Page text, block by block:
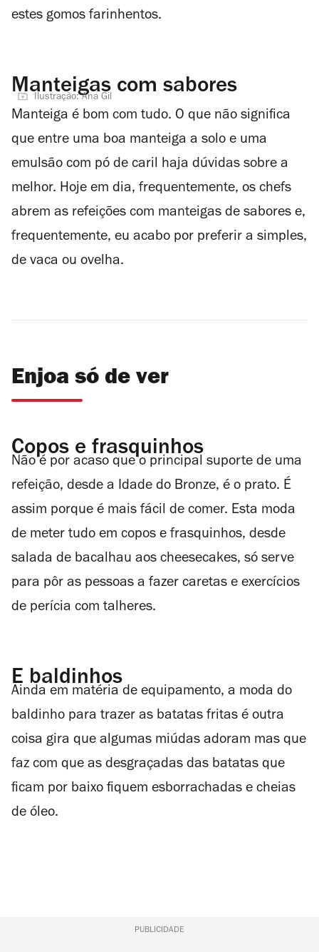
estes gomos farinhentos.
Manteigas com sabores
Ilustração: Ana Gil
Manteiga é bom com tudo. O que não significa
que entre uma boa manteiga a solo e uma
emulsão com pó de caril haja dúvidas sobre a
melhor. Hoje em dia, frequentemente, os chefs
abrem as refeições com manteigas de sabores e,
frequentemente, eu acabo por preferir a simples,
de vaca ou ovelha.
Enjoa só de ver
Copos e frasquinhos
Não é por acaso que o principal suporte de uma
refeição, desde a Idade do Bronze, é o prato. É
assim porque é mais fácil de comer. Esta moda
de meter tudo em copos e frasquinhos, desde
salada de bacalhau aos cheesecakes, só serve
para pôr as pessoas a fazer caretas e exercícios
de perícia com talheres.
E baldinhos
Ainda em matéria de equipamento, a moda do
baldinho para trazer as batatas fritas é outra
coisa gira que algumas miúdas adoram mas que
faz com que as desgraçadas das batatas que
ficam por baixo fiquem esborrachadas e cheias
de óleo.
PUBLICIDADE